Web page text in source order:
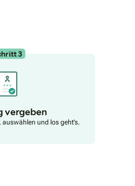
3
vergeben
und los geht’s.